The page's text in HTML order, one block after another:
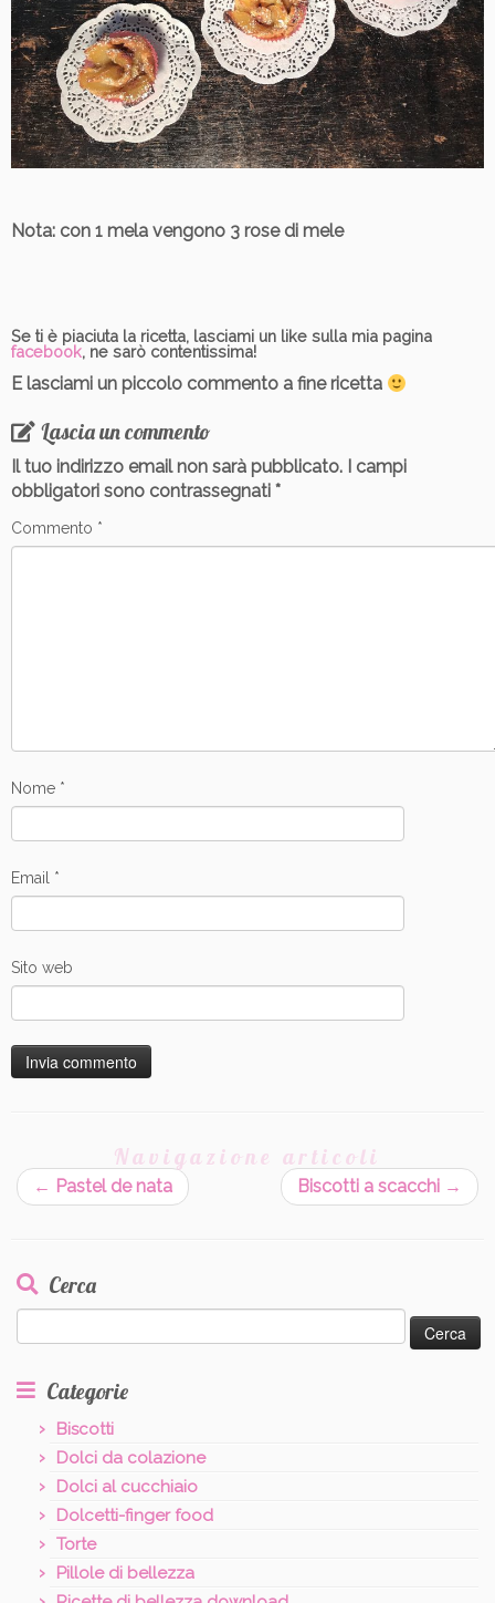
Nota: con 1 mela vengono 3 rose di mele
Se ti è piaciuta la ricetta, lasciami un like sulla mia pagina
facebook, ne sarò contentissima!
E lasciami un piccolo commento a fine ricetta
Lascia un commento
Il tuo indirizzo email non sarà pubblicato.
I campi
obbligatori sono contrassegnati *
Commento *
Nome *
Email *
Sito web
Navigazione articoli
← Pastel de nata Biscotti a scacchi →
Cerca
per:
Categorie
Biscotti
Dolci da colazione
Dolci al cucchiaio
Dolcetti-finger food
Torte
Pillole di bellezza